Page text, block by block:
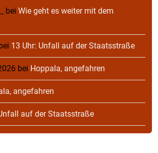
bei Wie geht es weiter mit dem
13 Uhr: Unfall auf der Staatsstraße
bei Hoppala, angefahren
angefahren
auf der Staatsstraße